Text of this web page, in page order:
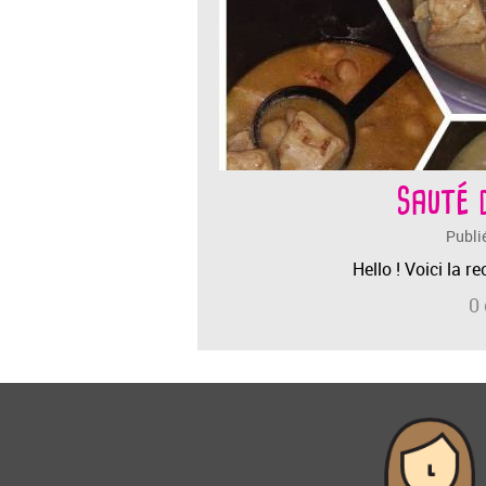
Sauté
Hello ! Voici la
0